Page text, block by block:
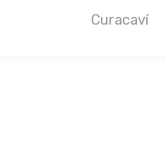
Curacaví